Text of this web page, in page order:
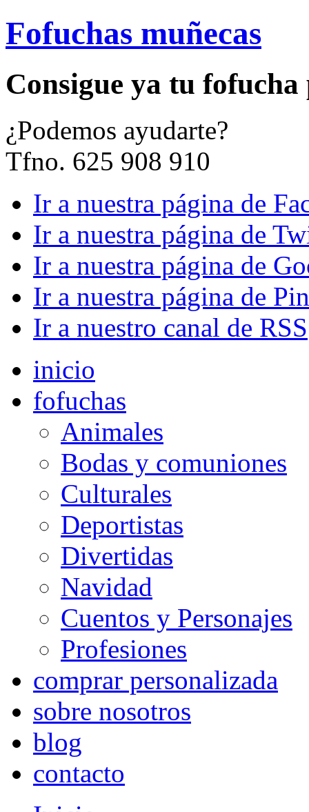
Fofuchas muñecas
Consigue ya tu
¿Podemos ayudarte?
Tfno. 625 908 910
Ir a nuestra página de
Ir a nuestra página de
Ir a nuestra página de
Ir a nuestra página de
Ir a nuestro canal de RSS
inicio
fofuchas
Animales
Bodas y comuniones
Culturales
Deportistas
Divertidas
Navidad
Cuentos y Personajes
Profesiones
comprar personalizada
sobre nosotros
blog
contacto